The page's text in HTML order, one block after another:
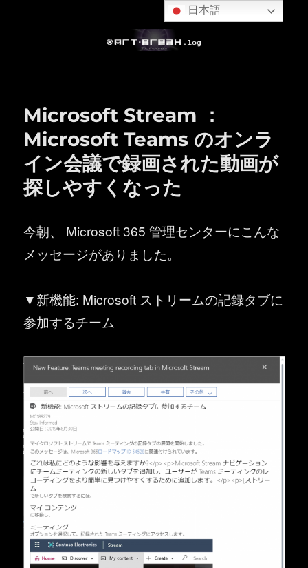
Microsoft Stream ：
Microsoft Teams のオンラ
イン会議で録画された動画が
探しやすくなった
今朝、 Microsoft 365 管理センターにこんな
メッセージがありました。
▼新機能: Microsoft ストリームの記録タブに
参加するチーム
日本語